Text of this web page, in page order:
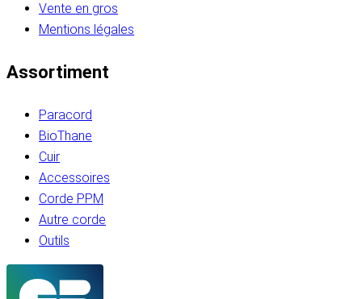
Vente en gros
Mentions légales
Assortiment
Paracord
BioThane
Cuir
Accessoires
Corde PPM
Autre corde
Outils